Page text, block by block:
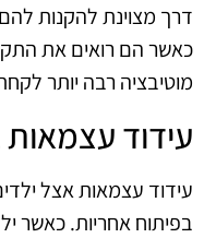
דרך מצוינת להקנות
כאשר הם רואים את
מוטיבציה רבה יותר
עידוד עצמאות
עידוד עצמאות אצל
בפיתוח אחריות. כאשר